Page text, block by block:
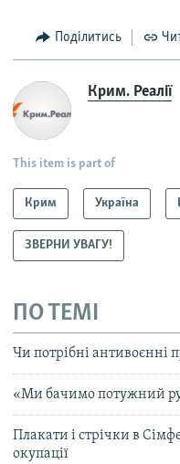
Поділитись
Крим. Реалії
This item is part of
Крим Україна
ЗВЕРНИ УВАГУ!
ПО ТЕМІ
Чи потрібні антивоєнні
«Ми бачимо потужний
Плакати і стрічки в
окупації